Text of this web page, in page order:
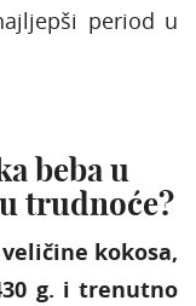
period u
beba u
trudnoće?
kokosa,
g. i trenutno